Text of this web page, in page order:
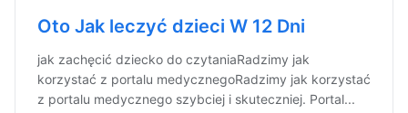
Oto Jak leczyć dzieci W 12 Dni
jak zachęcić dziecko do czytaniaRadzimy jak
korzystać z portalu medycznegoRadzimy jak korzystać
z portalu medycznego szybciej i skuteczniej. Portal...